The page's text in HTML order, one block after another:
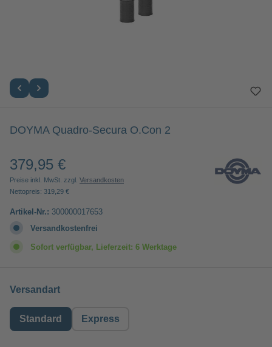
DOYMA Quadro-Secura O.Con 2
Regulärer Preis:
379,95 €
Preise inkl. MwSt. zzgl. Versandkosten
Nettopreis: 319,29 €
Artikel-Nr.: 300000017653
Versandkostenfrei
Sofort verfügbar, Lieferzeit: 6 Werktage
Versandartauswählen
Standard Express